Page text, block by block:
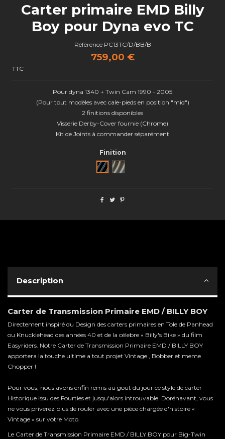
Carter primaire EMD Billy
Boy pour Dyna evo TC
Référence PC13TC/D/BB/B
759,00 €
TTC
Pour dyna 1340 + Twin Cam 1990 - 2005
(Pour tout modèles avec cale-pieds en position "mid")
2 finitions disponibles
Visserie Derby-Cover fournie (Chrome)
Kit de Joints à commander séparément
Finition
Noir Brut
Description
Carter de Transmission Primaire EMD / BILLY BOY
Directement inspiré du Design des carters primaires en Tole de Panhead
ou Knucklehead des années 40 et de la célebre « Billy's Bike » du film
Easyriders. Notre Carter de Transmission Primaire EMD / BILLY BOY
apportera la touche ultime a tout projet Vintage , Bobber et meme
Chopper !
Pour vous, nous avons enfin remis au gout du jour ce style de carter
Historique issu des Fourties et jusqu'alors introuvable. Dorénavant, vous
ne vous priverez plus de rouler avec une pièce chargée d'histoire «
Vintage » sur votre Moto.
Le Carter de Transmission Primaire EMD / BILLY BOY pour Big-Twin